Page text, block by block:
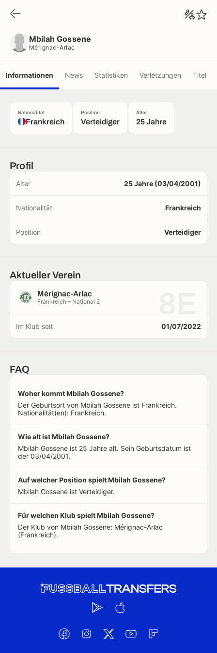
Mbilah Gossene
Mérignac-Arlac
Informationen News Statistiken Verletzungen Titel
Nationalität
Frankreich
Position
Verteidiger
Alter
25 Jahre
Profil
Alter 25 Jahre (03/04/2001)
Nationalität Frankreich
Position Verteidiger
Aktueller Verein
Mérignac-Arlac
Frankreich – National 2
Im Klub seit 01/07/2022
FAQ
Woher kommt Mbilah Gossene?
Der Geburtsort von Mbilah Gossene ist Frankreich.
Nationalität(en): Frankreich.
Wie alt ist Mbilah Gossene?
Mbilah Gossene ist 25 Jahre alt. Sein Geburtsdatum ist
der 03/04/2001.
Auf welcher Position spielt Mbilah Gossene?
Mbilah Gossene ist Verteidiger.
Für welchen Klub spielt Mbilah Gossene?
Der Klub von Mbilah Gossene: Mérignac-Arlac
(Frankreich).